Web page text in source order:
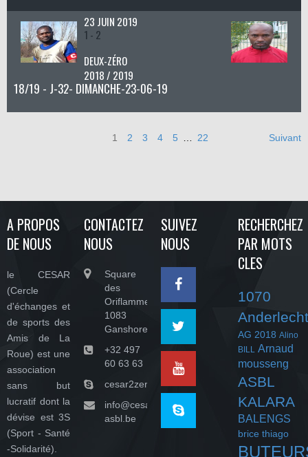
23 JUIN 2019
1 - 2
DEUX-ZÉRO
2018 / 2019
18/19 - J-32- DIMANCHE-23-06-19
1 2 3 4 5 22 Suivant
A PROPOS
DE NOUS
le CESAR
(Cercle
d'échanges et
de sports des
Amis de La
Roue) est une
association
sans but
lucratif dont la
dévise est 3S
(Sport - Santé
-Solidarité).
CONTACTEZ
NOUS
Square
des
Oriflammes,
1083
Ganshoren
+32 497
60 63 63
cesar2zeroasbl
info@cesar-
asbl.be
SUIVEZ
NOUS
RECHERCHEZ
PAR MOTS
CLES
1070
Anderlecht
AG 2018 Alino
BILL Arnaud
mousseng
ASBL
KALARA
BALENGS
brice thiago